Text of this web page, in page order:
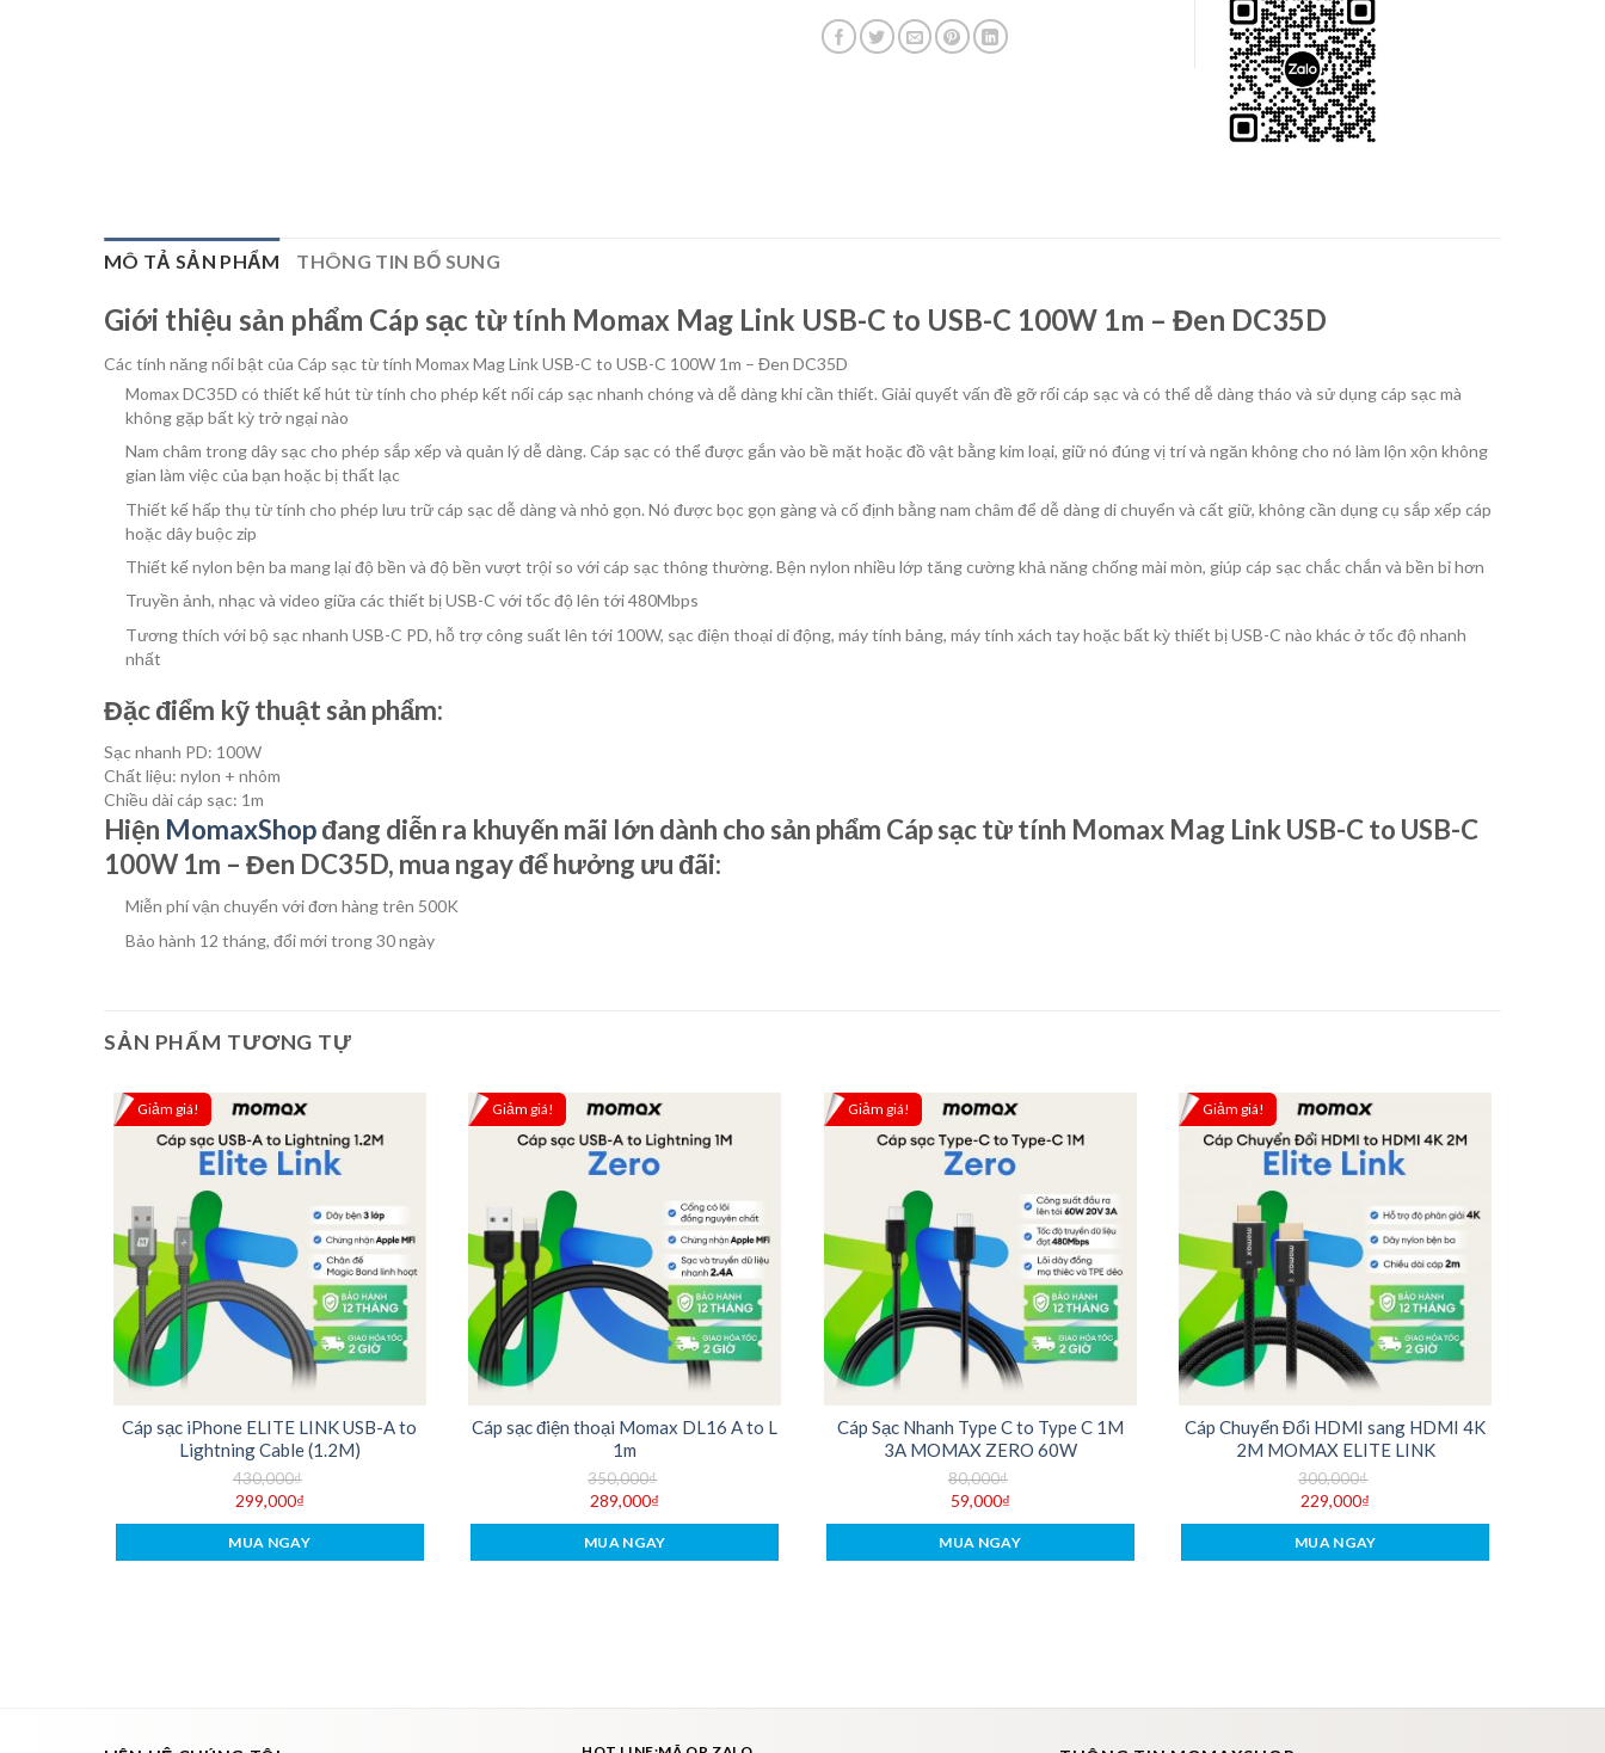
MÔ TẢ SẢN PHẨM THÔNG TIN BỔ SUNG
Giới thiệu sản phẩm Cáp sạc từ tính Momax Mag Link USB-C to USB-C 100W 1m – Đen DC35D
Các tính năng nổi bật của Cáp sạc từ tính Momax Mag Link USB-C to USB-C 100W 1m – Đen DC35D
Momax DC35D có thiết kế hút từ tính cho phép kết nối cáp sạc nhanh chóng và dễ dàng khi cần thiết. Giải quyết vấn đề gỡ rối cáp sạc và có thể dễ dàng tháo và sử dụng cáp sạc mà
không gặp bất kỳ trở ngại nào
Nam châm trong dây sạc cho phép sắp xếp và quản lý dễ dàng. Cáp sạc có thể được gắn vào bề mặt hoặc đồ vật bằng kim loại, giữ nó đúng vị trí và ngăn không cho nó làm lộn xộn không
gian làm việc của bạn hoặc bị thất lạc
Thiết kế hấp thụ từ tính cho phép lưu trữ cáp sạc dễ dàng và nhỏ gọn. Nó được bọc gọn gàng và cố định bằng nam châm để dễ dàng di chuyển và cất giữ, không cần dụng cụ sắp xếp cáp
hoặc dây buộc zip
Thiết kế nylon bện ba mang lại độ bền và độ bền vượt trội so với cáp sạc thông thường. Bện nylon nhiều lớp tăng cường khả năng chống mài mòn, giúp cáp sạc chắc chắn và bền bỉ hơn
Truyền ảnh, nhạc và video giữa các thiết bị USB-C với tốc độ lên tới 480Mbps
Tương thích với bộ sạc nhanh USB-C PD, hỗ trợ công suất lên tới 100W, sạc điện thoại di động, máy tính bảng, máy tính xách tay hoặc bất kỳ thiết bị USB-C nào khác ở tốc độ nhanh
nhất
Đặc điểm kỹ thuật sản phẩm:
Sạc nhanh PD: 100W
Chất liệu: nylon + nhôm
Chiều dài cáp sạc: 1m
Hiện MomaxShopđang diễn ra khuyến mãi lớn dành cho sản phẩm Cáp sạc từ tính Momax Mag Link USB-C to USB-C
100W 1m – Đen DC35D, mua ngay để hưởng ưu đãi:
Miễn phí vận chuyển với đơn hàng trên 500K
Bảo hành 12 tháng, đổi mới trong 30 ngày
SẢN PHẨM TƯƠNG TỰ
Giảm giá!
Cáp sạc iPhone ELITE LINK USB-A to
Lightning Cable (1.2M)
430,000₫
299,000₫
MUA NGAY
Giảm giá!
Cáp sạc điện thoại Momax DL16 A to L
1m
350,000₫
289,000₫
MUA NGAY
Giảm giá!
Cáp Sạc Nhanh Type C to Type C 1M
3A MOMAX ZERO 60W
80,000₫
59,000₫
MUA NGAY
Giảm giá!
Cáp Chuyển Đổi HDMI sang HDMI 4K
2M MOMAX ELITE LINK
300,000₫
229,000₫
MUA NGAY